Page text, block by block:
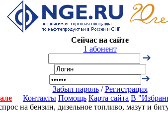
Сейчас на сайте
1 абонент
Забыл пароль/Регистрация
Контакты Помощь Карта сайта В
на бензин, дизельное топливо, мазут и